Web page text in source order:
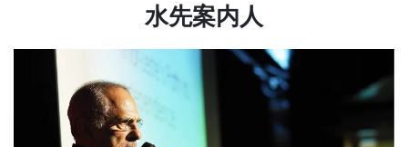
水先案内人